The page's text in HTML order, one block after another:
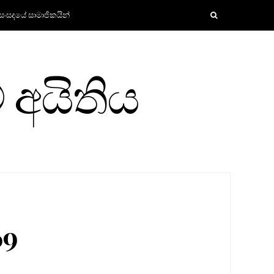
සාමාජිකයින්
අයිතිය